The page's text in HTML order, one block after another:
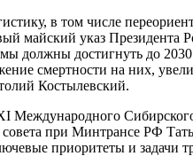
в том числе
майский указ Президента
должны достигнуть до
смертности на них,
Костылевский.
совета при Минтрансе РФ
приоритеты и задачи